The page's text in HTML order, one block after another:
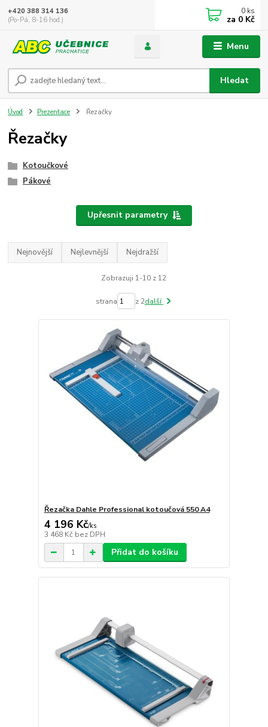
Menu
Hledat
+420 388 314 136
(Po-Pá, 8-16 hod.)
0 ks
za 0 Kč
Úvod Prezentace Řezačky
Řezačky
Kotoučkové
Pákové
Upřesnit parametry
Nejnovější Nejlevnější Nejdražší
Zobrazuji 1-10 z 12
strana z 2další
Řezačka Dahle Professional kotoučová 550 A4
4 196 Kč/ks
3 468 Kč bez DPH
Přidat do košíku